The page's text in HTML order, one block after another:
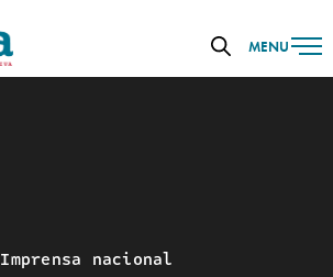
MENU
Imprensa nacional